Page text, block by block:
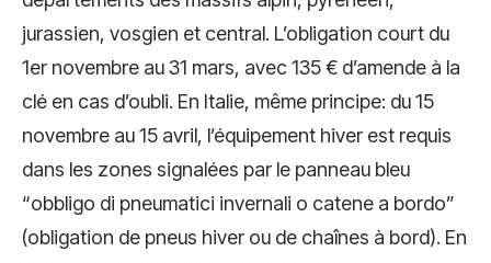
jurassien, vosgien et central. L’obligation court du
1er novembre au 31 mars, avec 135 € d’amende à la
clé en cas d’oubli. En Italie, même principe: du 15
novembre au 15 avril, l’équipement hiver est requis
dans les zones signalées par le panneau bleu
“obbligo di pneumatici invernali o catene a bordo”
(obligation de pneus hiver ou de chaînes à bord). En